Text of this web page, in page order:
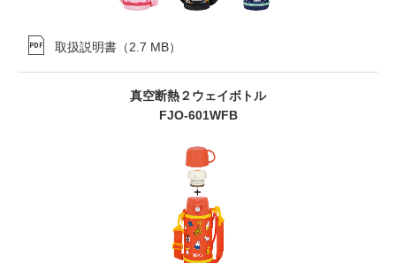
取扱説明書 （2.7 MB）
真空断熱２ウェイボトル
FJO-601WFB